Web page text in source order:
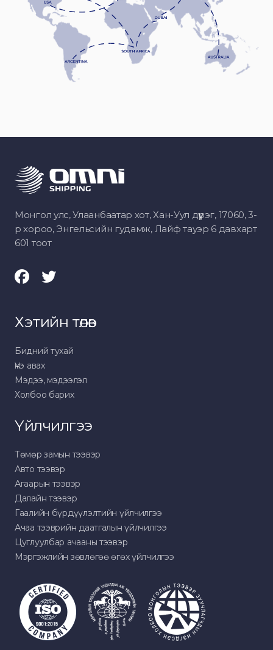
Монгол улс, Улаанбаатар хот, Хан-Уул дүүрэг, 17060, 3-
р хороо, Энгельсийн гудамж, Лайф тауэр 6 давхарт
601 тоот
Хэтийн төлөв
Бидний тухай
Үнэ авах
Мэдээ, мэдээлэл
Холбоо барих
Үйлчилгээ
Төмөр замын тээвэр
Авто тээвэр
Агаарын тээвэр
Далайн тээвэр
Гаалийн бүрдүүлэлтийн үйлчилгээ
Ачаа тээврийн даатгалын үйлчилгээ
Цуглуулбар ачааны тээвэр
Мэргэжлийн зөвлөгөө өгөх үйлчилгээ